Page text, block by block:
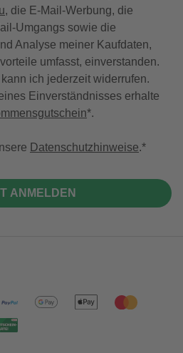
, die E-Mail-Werbung, die
Umgangs sowie die
Analyse meiner Kaufdaten,
umfasst, einverstanden.
ich jederzeit widerrufen.
Einverständnisses erhalte
*.
Datenschutzhinweise.
ANMELDEN